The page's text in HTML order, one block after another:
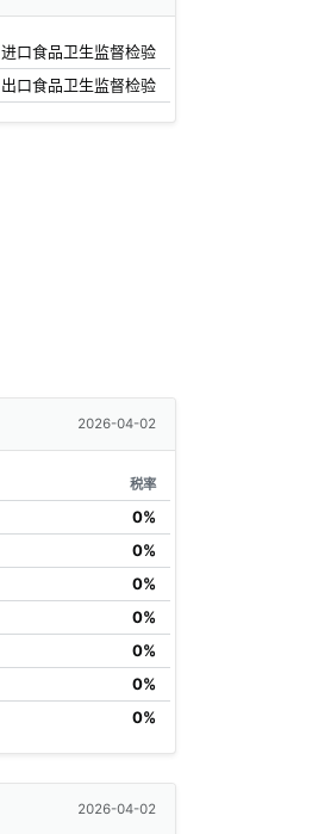
进口食品卫生监督检验
出口食品卫生监督检验
2026-04-02
税率
0%
0%
0%
0%
0%
0%
0%
2026-04-02